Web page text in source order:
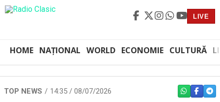
LIVE
HOME NAȚIONAL WORLD ECONOMIE CULTURĂ
TOP NEWS 14:35 / 08/07/2026 WHATSAPP